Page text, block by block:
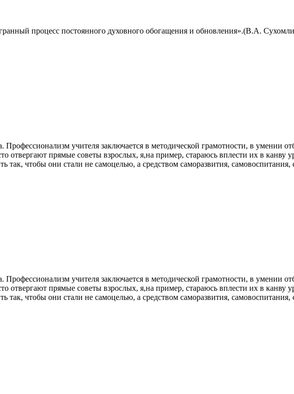
процесс постоянного духовного обогащения и обновления».(В.А.
учителя заключается в методической грамотности, в умении
отвергают прямые советы взрослых, я,на пример, стараюсь вплести их в канву
так, чтобы они стали не самоцелью, а средством саморазвития, самовоспитания,
учителя заключается в методической грамотности, в умении
отвергают прямые советы взрослых, я,на пример, стараюсь вплести их в канву
так, чтобы они стали не самоцелью, а средством саморазвития, самовоспитания,